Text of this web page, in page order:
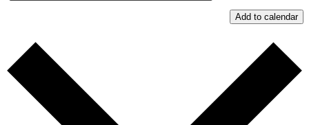
Add to calendar